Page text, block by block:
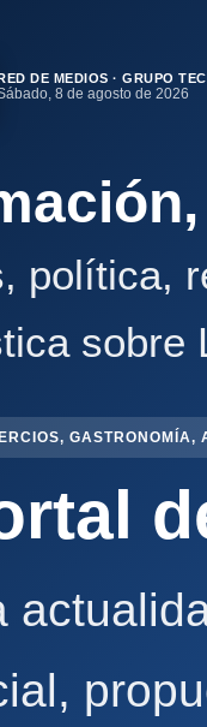
DE MEDIOS · GRUPO
8 de agosto de 2026
política,
sobre
GASTRONOMÍA,